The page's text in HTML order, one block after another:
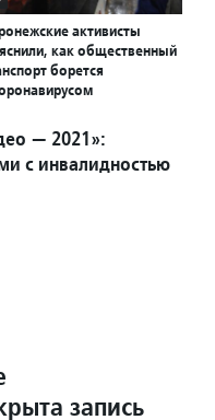
активисты
как общественный
борется
— 2021»:
с инвалидностью
запись